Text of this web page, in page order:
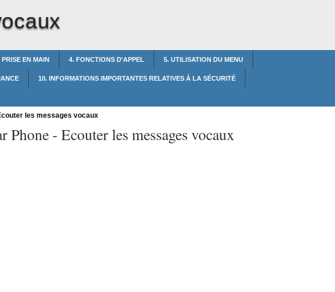
PRISE EN MAIN 4. FONCTIONS D'APPEL 5. UTILISATION DU MENU
10. INFORMATIONS IMPORTANTES RELATIVES À LA SÉCURITÉ
les messages vocaux
Phone - Ecouter les messages vocaux